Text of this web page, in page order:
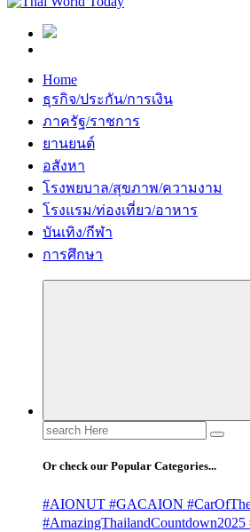
Home
ธุรกิจ/ประกัน/การเงิน
ภาครัฐ/ราชการ
ยานยนต์
อสังหา
โรงพยบาล/สุขภาพ/ความงาม
โรงแรม/ท่องเที่ยว/อาหาร
บันเทิง/กีฬา
การศึกษา
Search
for:
Or check our Popular Categories...
#AIONUT #GACAION